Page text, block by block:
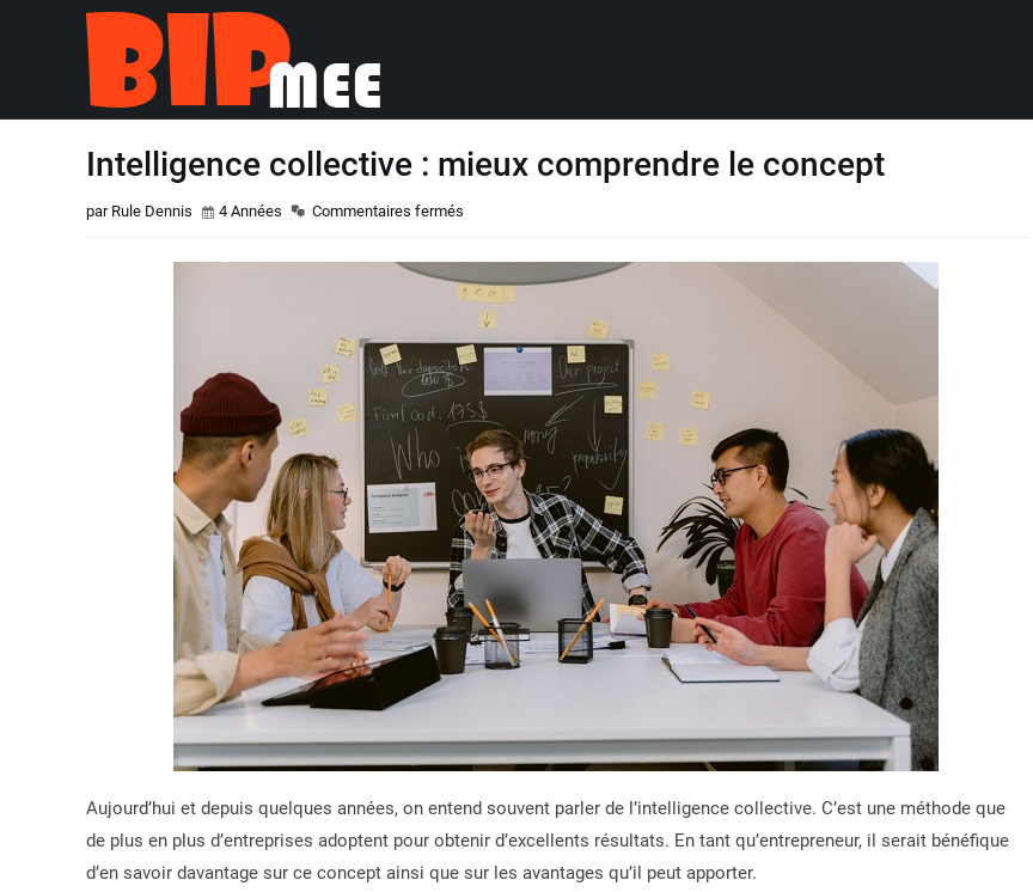
Intelligence collective : mieux comprendre le concept
par Rule Dennis 4 Années Commentaires fermés
Aujourd’hui et depuis quelques années, on entend souvent parler de l’intelligence collective. C’est une méthode que
de plus en plus d’entreprises adoptent pour obtenir d’excellents résultats. En tant qu’entrepreneur, il serait bénéfique
d’en savoir davantage sur ce concept ainsi que sur les avantages qu’il peut apporter.